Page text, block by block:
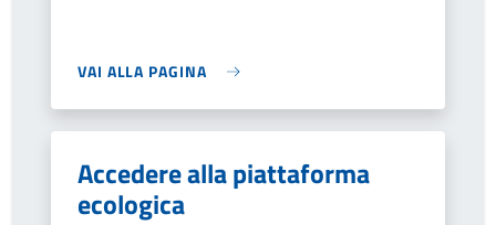
VAI ALLA PAGINA
Accedere alla piattaforma
ecologica